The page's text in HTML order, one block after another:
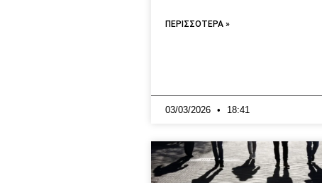
ΠΕΡΙΣΣΟΤΕΡΑ »
03/03/2026 18:41